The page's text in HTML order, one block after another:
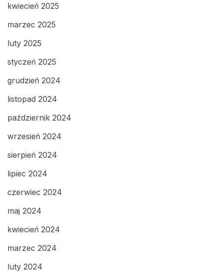
kwiecień 2025
marzec 2025
luty 2025
styczeń 2025
grudzień 2024
listopad 2024
październik 2024
wrzesień 2024
sierpień 2024
lipiec 2024
czerwiec 2024
maj 2024
kwiecień 2024
marzec 2024
luty 2024